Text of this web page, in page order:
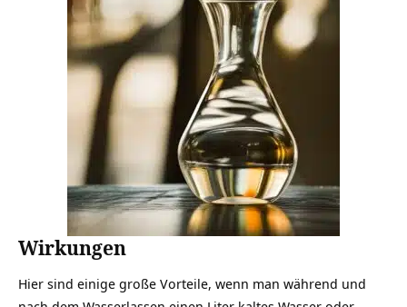
Wirkungen
Hier sind einige große Vorteile, wenn man während und